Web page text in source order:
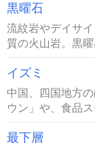
黒曜石
流紋岩やデイサ
質の火山岩。黒
イズミ
中国、四国地方
ウン」や、食品
最下層